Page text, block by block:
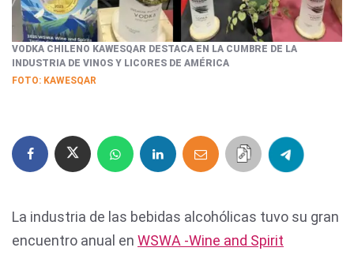
VODKA CHILENO KAWESQAR DESTACA EN LA CUMBRE DE LA
INDUSTRIA DE VINOS Y LICORES DE AMÉRICA
FOTO: KAWESQAR
La industria de las bebidas alcohólicas tuvo su gran
encuentro anual en WSWA -Wine and Spirit